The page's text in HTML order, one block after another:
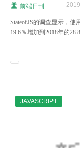
前端日刊
StateofJS的调查显示，使
19 6％增加到2018年的28
JAVASCRIPT